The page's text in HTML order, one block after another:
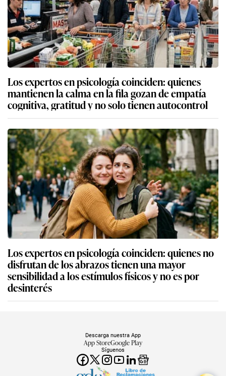
Los expertos en psicología coinciden: quienes
mantienen la calma en la fila gozan de empatía
cognitiva, gratitud y no solo tienen autocontrol
Los expertos en psicología coinciden: quienes no
disfrutan de los abrazos tienen una mayor
sensibilidad a los estímulos físicos y no es por
desinterés
Síguenos
Descarga nuestra App
App StoreGoogle Play